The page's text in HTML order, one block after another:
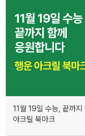
11월 19일 수능, 끝까
아크릴 북마크